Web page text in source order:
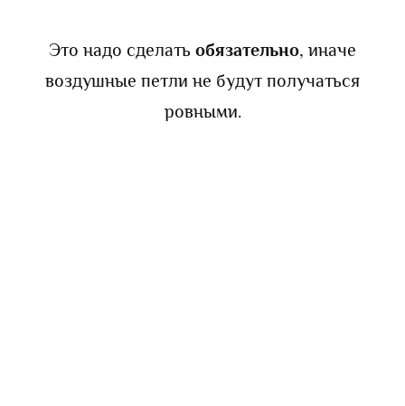
Это надо сделать обязательно, иначе
воздушные петли не будут получаться
ровными.